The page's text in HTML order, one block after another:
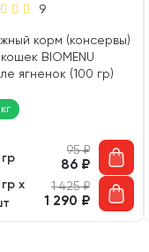
9
корм (консервы)
BIOMENU
ягненок (100 гр)
95₽
86 ₽
х
1 425₽
1 290 ₽